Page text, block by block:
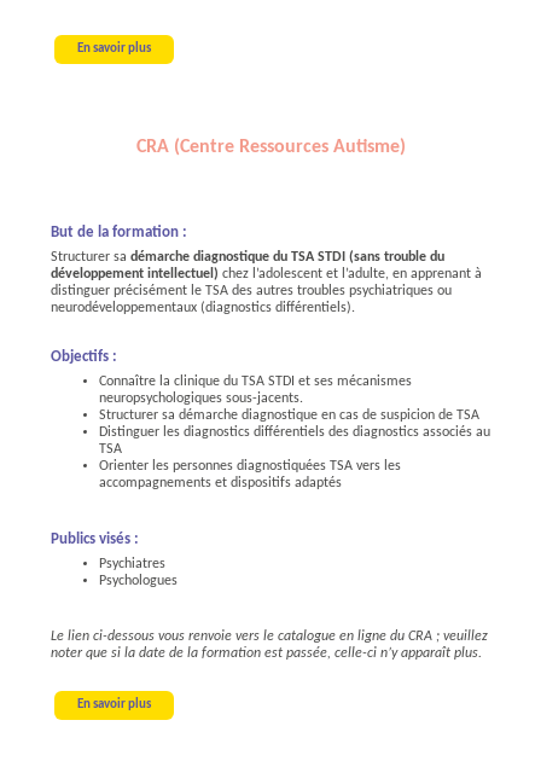
En savoir plus
CRA (Centre Ressources Autisme)
But de la formation :
Structurer sa démarche diagnostique du TSA STDI (sans trouble du
développement intellectuel) chez l’adolescent et l’adulte, en apprenant à
distinguer précisément le TSA des autres troubles psychiatriques ou
neurodéveloppementaux (diagnostics différentiels).
Objectifs :
Connaître la clinique du TSA STDI et ses mécanismes
neuropsychologiques sous-jacents.
Structurer sa démarche diagnostique en cas de suspicion de TSA
Distinguer les diagnostics différentiels des diagnostics associés au
TSA
Orienter les personnes diagnostiquées TSA vers les
accompagnements et dispositifs adaptés
Publics visés :
Psychiatres
Psychologues
Le lien ci-dessous vous renvoie vers le catalogue en ligne du CRA ; veuillez
noter que si la date de la formation est passée, celle-ci n’y apparaît plus.
En savoir plus